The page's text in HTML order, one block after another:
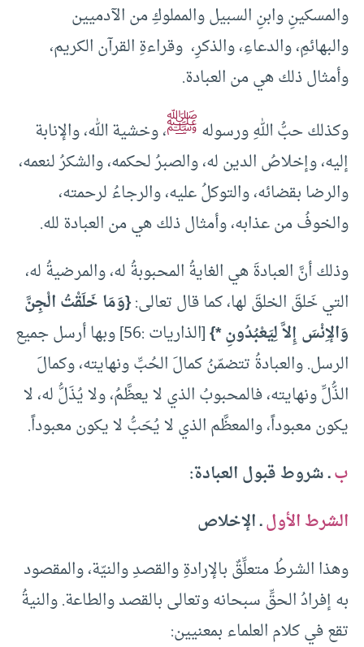
والمسكينِ وابنِ السبيل والمملوكِ من الآدميين
والبهائمِ، والدعاءِ، والذكرِ، وقراءةِ القرآن الكريم،
وأمثال ذلك هي من العبادة.
وكذلك حبُّ اللهِ ورسولهﷺ، وخشية الله، والإنابة
إليه، وإخلاصُ الدين له، والصبرُ لحكمه، والشكرُ لنعمه،
والرضا بقضائه، والتوكلُ عليه، والرجاءُ لرحمته،
والخوفُ من عذابه، وأمثال ذلك هي من العبادة لله.
وذلك أنَّ العبادةَ هي الغايةُ المحبوبةُ له، والمرضيةُ له،
التي خَلقَ الخلقَ لها، كما قال تعالى:{وَمَا خَلَقْتُ الْجِنَّ
وَالإِنْسَ إِلاَّ لِيَعْبُدُونِ *}
[الذاريات :56] وبها أرسل جميع
الرسل. والعبادةُ تتضمّنُ كمالَ الحُبِّ ونهايته، وكمالَ
الذُّلِّ ونهايته، فالمحبوبُ الذي لا يعظَّمُ، ولا يُذَلُّ له، لا
يكون معبوداً، والمعظَّم الذي لا يُحَبُّ لا يكون معبوداً.
بـ شروط قبول العبادة:
الشرط الأولـ الإخلاص
وهذا الشرطُ متعلِّقٌ بالإرادةِ والقصدِ والنيّة، والمقصود
به إفرادُ الحقِّ سبحانه وتعالى بالقصد والطاعة. والنيةُ
تقع في كلام العلماء بمعنيين: